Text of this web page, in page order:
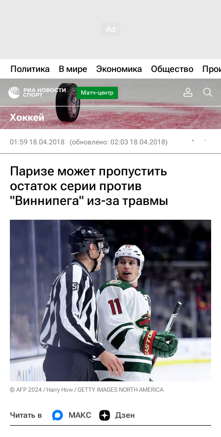
Политика В мире Экономика Общество
Матч-центр
Хоккей
01:59 18.04.2018 (обновлено: 02:03 18.04.2018)
Паризе может пропустить
остаток серии против
"Виннипега" из-за травмы
© AFP 2024 / Harry How / GETTY IMAGES NORTH AMERICA
Читать в МАКС Дзен